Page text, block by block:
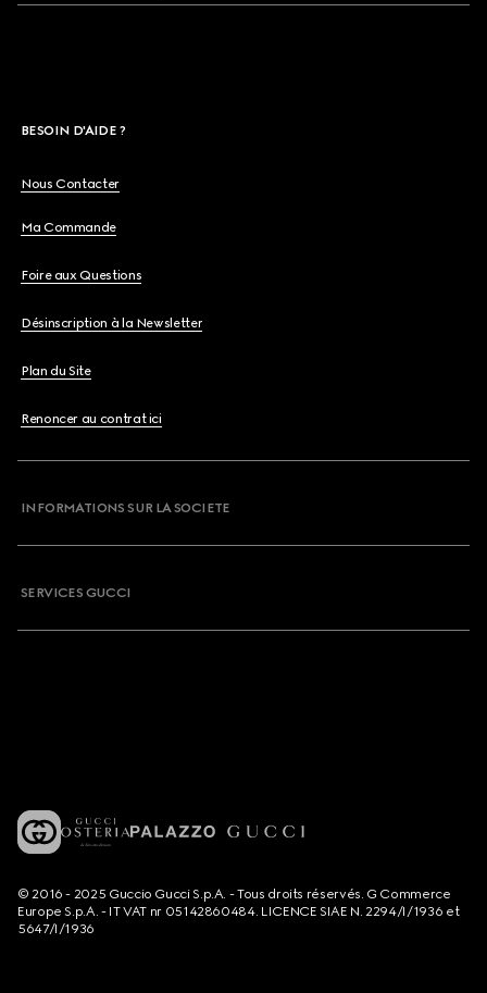
BESOIN D'AIDE ?
Nous Contacter
Ma Commande
Foire aux Questions
Désinscription à la Newsletter
Plan du Site
Renoncer au contrat ici
INFORMATIONS SUR LA SOCIETE
SERVICES GUCCI
© 2016 - 2025 Guccio Gucci S.p.A. - Tous droits réservés. G Commerce
Europe S.p.A. - IT VAT nr 05142860484. LICENCE SIAE N. 2294/I/1936 et
5647/I/1936